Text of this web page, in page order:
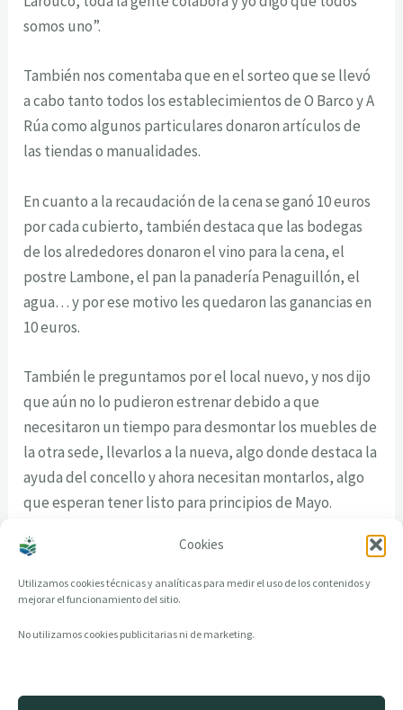
Cookies
Utilizamos cookies técnicas y analíticas para medir el uso de los contenidos y
mejorar el funcionamiento del sitio.
No utilizamos cookies publicitarias ni de marketing.
somos uno”.
También nos comentaba que en el sorteo que se llevó
a cabo tanto todos los establecimientos de O Barco y A
Rúa como algunos particulares donaron artículos de
las tiendas o manualidades.
En cuanto a la recaudación de la cena se ganó 10 euros
por cada cubierto, también destaca que las bodegas
de los alrededores donaron el vino para la cena, el
postre Lambone, el pan la panadería Penaguillón, el
agua… y por ese motivo les quedaron las ganancias en
10 euros.
También le preguntamos por el local nuevo, y nos dijo
que aún no lo pudieron estrenar debido a que
necesitaron un tiempo para desmontar los muebles de
la otra sede, llevarlos a la nueva, algo donde destaca la
ayuda del concello y ahora necesitan montarlos, algo
que esperan tener listo para principios de Mayo.